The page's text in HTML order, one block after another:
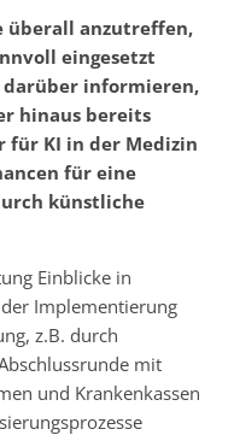
überall anzutreffen,
eingesetzt
darüber informieren,
hinaus bereits
für KI in der Medizin
für eine
künstliche
Einblicke in
Implementierung
z.B. durch
mit
und Krankenkassen